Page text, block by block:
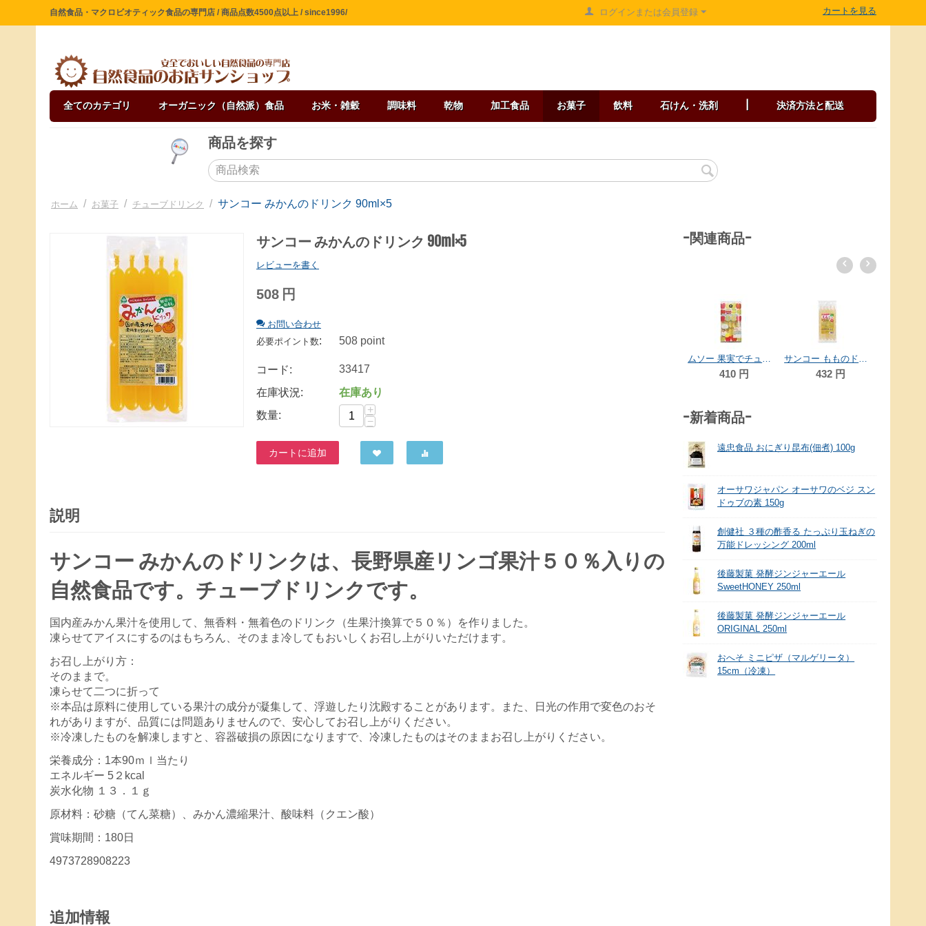
自然食品・マクロビオティック食品の専門店 / 商品点数4500点以上 / since1996/ ログインまたは会員登録 カートを見る
全てのカテゴリ オーガニック（自然派）食品 お米・雑穀 調味料 乾物 加工食品 お菓子 飲料 石けん・洗剤 決済方法と配送
商品を探す
ホーム / お菓子 / チューブドリンク / サンコー みかんのドリンク 90ml×5
サンコー みかんのドリンク 90ml×5
レビューを書く
508 円
お問い合わせ
必要ポイント数: 508 point
コード:
33417
在庫状況:
在庫あり
数量:
+
−
カートに追加
説明
サンコー みかんのドリンクは、長野県産リンゴ果汁５０％入りの
自然食品です。チューブドリンクです。
国内産みかん果汁を使用して、無香料・無着色のドリンク（生果汁換算で５０％）を作りました。
凍らせてアイスにするのはもちろん、そのまま冷してもおいしくお召し上がりいただけます。
お召し上がり方：
そのままで。
凍らせて二つに折って
※本品は原料に使用している果汁の成分が凝集して、浮遊したり沈殿することがあります。また、日光の作用で変色のおそ
れがありますが、品質には問題ありませんので、安心してお召し上がりください。
※冷凍したものを解凍しますと、容器破損の原因になりますで、冷凍したものはそのままお召し上がりください。
栄養成分：1本90ｍｌ当たり
エネルギー 5２kcal
炭水化物 １３．１ｇ
原材料：砂糖（てん菜糖）、みかん濃縮果汁、酸味料（クエン酸）
賞味期間：180日
4973728908223
追加情報
-関連商品-
ムソー 果実でチューチュー・りんご 45ml×5本
410 円
サンコー もものドリンク 90ml×5
432 円
-新着商品-
遠忠食品 おにぎり昆布(佃煮) 100g
オーサワジャパン オーサワのベジ スン
ドゥブの素 150g
創健社 ３種の酢香る たっぷり玉ねぎの
万能ドレッシング 200ml
後藤製菓 発酵ジンジャーエール
SweetHONEY 250ml
後藤製菓 発酵ジンジャーエール
ORIGINAL 250ml
おへそ ミニピザ（マルゲリータ）
15cm（冷凍）